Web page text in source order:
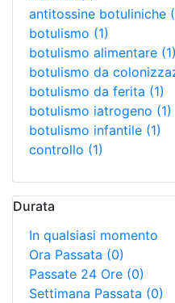
antitossine botuliniche
botulismo (1)
botulismo alimentare (1)
botulismo da
botulismo da ferita (1)
botulismo iatrogeno (1)
botulismo infantile (1)
controllo (1)
Durata
In qualsiasi momento
Ora Passata (0)
Passate 24 Ore (0)
Settimana Passata (0)